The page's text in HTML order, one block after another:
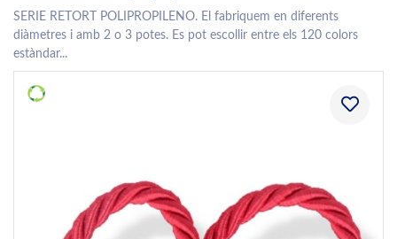
SERIE RETORT POLIPROPILENO. El fabriquem en diferents
diàmetres i amb 2 o 3 potes. Es pot escollir entre els 120 colors
estàndar...